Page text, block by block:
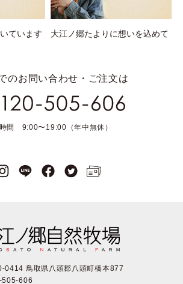
ています 大江ノ郷たよりに想いを込めて
のお問い合わせ・ご注文は
間 9:00〜19:00（年中無休）
0414 鳥取県八頭郡八頭町橋本877
505-606